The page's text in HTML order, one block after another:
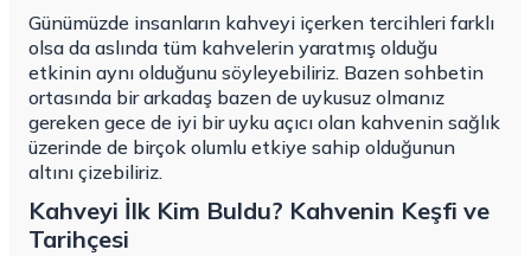
Günümüzde insanların kahveyi içerken tercihleri farklı
olsa da aslında tüm kahvelerin yaratmış olduğu
etkinin aynı olduğunu söyleyebiliriz. Bazen sohbetin
ortasında bir arkadaş bazen de uykusuz olmanız
gereken gece de iyi bir uyku açıcı olan kahvenin sağlık
üzerinde de birçok olumlu etkiye sahip olduğunun
altını çizebiliriz.
Kahveyi İlk Kim Buldu? Kahvenin Keşfi ve
Tarihçesi